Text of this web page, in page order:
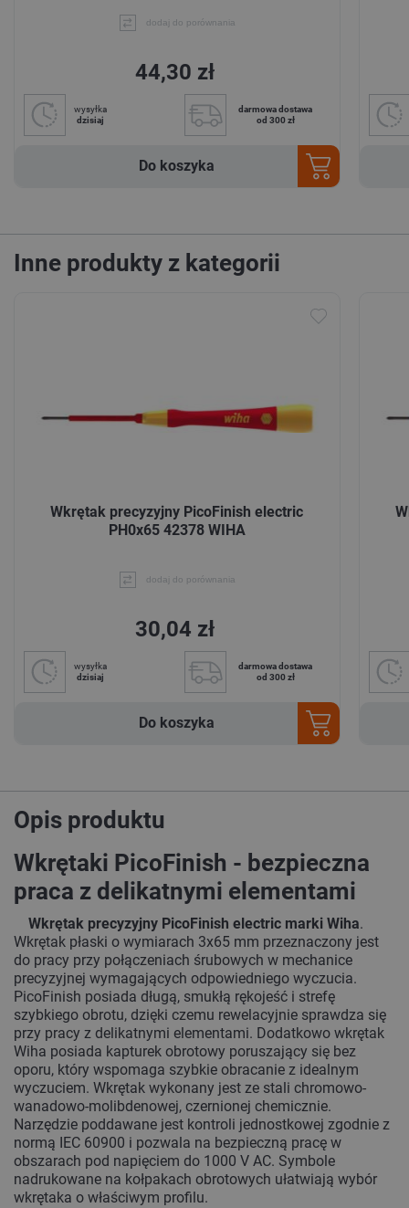
dodaj do porównania
44,30 zł
wysyłka
dzisiaj
darmowa dostawa
od 300 zł
Do koszyka
Inne produkty z kategorii
Wkrętak precyzyjny PicoFinish electric
PH0x65 42378 WIHA
dodaj do porównania
30,04 zł
wysyłka
dzisiaj
darmowa dostawa
od 300 zł
Do koszyka
Opis produktu
Wkrętaki PicoFinish - bezpieczna
praca z delikatnymi elementami
Wkrętak precyzyjny PicoFinish electric marki Wiha.
Wkrętak płaski o wymiarach 3x65 mm przeznaczony jest
do pracy przy połączeniach śrubowych w mechanice
precyzyjnej wymagających odpowiedniego wyczucia.
PicoFinish posiada długą, smukłą rękojeść i strefę
szybkiego obrotu, dzięki czemu rewelacyjnie sprawdza się
przy pracy z delikatnymi elementami. Dodatkowo wkrętak
Wiha posiada kapturek obrotowy poruszający się bez
oporu, który wspomaga szybkie obracanie z idealnym
wyczuciem. Wkrętak wykonany jest ze stali chromowo-
wanadowo-molibdenowej, czernionej chemicznie.
Narzędzie poddawane jest kontroli jednostkowej zgodnie z
normą IEC 60900 i pozwala na bezpieczną pracę w
obszarach pod napięciem do 1000 V AC. Symbole
nadrukowane na kołpakach obrotowych ułatwiają wybór
wkrętaka o właściwym profilu.